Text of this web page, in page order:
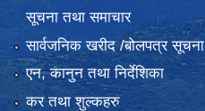
सूचना तथा समाचार
सार्वजनिक खरीद /बोलपत्र सूचना
एन, कानुन तथा निर्देशिका
कर तथा शुल्कहरु